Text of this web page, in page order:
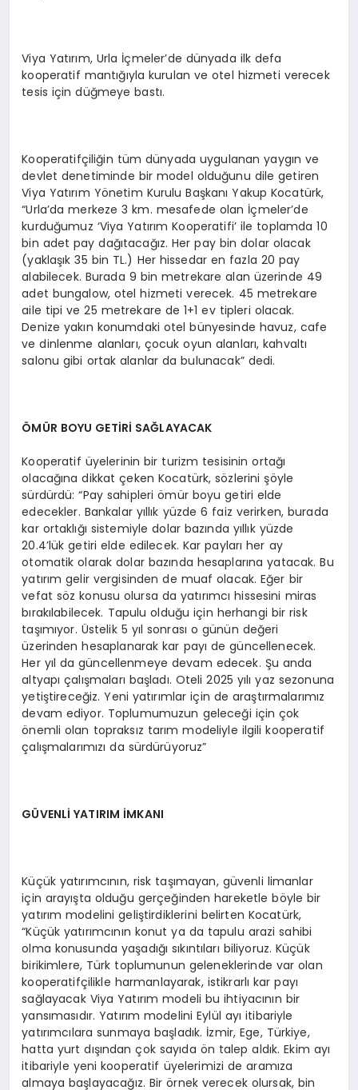
Viya Yatırım, Urla İçmeler’de dünyada ilk defa
kooperatif mantığıyla kurulan ve otel hizmeti verecek
tesis için düğmeye bastı.
Kooperatifçiliğin tüm dünyada uygulanan yaygın ve
devlet denetiminde bir model olduğunu dile getiren
Viya Yatırım Yönetim Kurulu Başkanı Yakup Kocatürk,
“Urla’da merkeze 3 km. mesafede olan İçmeler’de
kurduğumuz ‘Viya Yatırım Kooperatifi’ ile toplamda 10
bin adet pay dağıtacağız. Her pay bin dolar olacak
(yaklaşık 35 bin TL.) Her hissedar en fazla 20 pay
alabilecek. Burada 9 bin metrekare alan üzerinde 49
adet bungalow, otel hizmeti verecek. 45 metrekare
aile tipi ve 25 metrekare de 1+1 ev tipleri olacak.
Denize yakın konumdaki otel bünyesinde havuz, cafe
ve dinlenme alanları, çocuk oyun alanları, kahvaltı
salonu gibi ortak alanlar da bulunacak” dedi.
ÖMÜR BOYU GETİRİ SAĞLAYACAK
Kooperatif üyelerinin bir turizm tesisinin ortağı
olacağına dikkat çeken Kocatürk, sözlerini şöyle
sürdürdü: “Pay sahipleri ömür boyu getiri elde
edecekler. Bankalar yıllık yüzde 6 faiz verirken, burada
kar ortaklığı sistemiyle dolar bazında yıllık yüzde
20.4’lük getiri elde edilecek. Kar payları her ay
otomatik olarak dolar bazında hesaplarına yatacak. Bu
yatırım gelir vergisinden de muaf olacak. Eğer bir
vefat söz konusu olursa da yatırımcı hissesini miras
bırakılabilecek. Tapulu olduğu için herhangi bir risk
taşımıyor. Üstelik 5 yıl sonrası o günün değeri
üzerinden hesaplanarak kar payı de güncellenecek.
Her yıl da güncellenmeye devam edecek. Şu anda
altyapı çalışmaları başladı. Oteli 2025 yılı yaz sezonuna
yetiştireceğiz. Yeni yatırımlar için de araştırmalarımız
devam ediyor. Toplumumuzun geleceği için çok
önemli olan topraksız tarım modeliyle ilgili kooperatif
çalışmalarımızı da sürdürüyoruz”
GÜVENLİ YATIRIM İMKANI
Küçük yatırımcının, risk taşımayan, güvenli limanlar
için arayışta olduğu gerçeğinden hareketle böyle bir
yatırım modelini geliştirdiklerini belirten Kocatürk,
“Küçük yatırımcının konut ya da tapulu arazi sahibi
olma konusunda yaşadığı sıkıntıları biliyoruz. Küçük
birikimlere, Türk toplumunun geleneklerinde var olan
kooperatifçilikle harmanlayarak, istikrarlı kar payı
sağlayacak Viya Yatırım modeli bu ihtiyacının bir
yansımasıdır. Yatırım modelini Eylül ayı itibariyle
yatırımcılara sunmaya başladık. İzmir, Ege, Türkiye,
hatta yurt dışından çok sayıda ön talep aldık. Ekim ayı
itibariyle yeni kooperatif üyelerimizi de aramıza
almaya başlayacağız. Bir örnek verecek olursak, bin